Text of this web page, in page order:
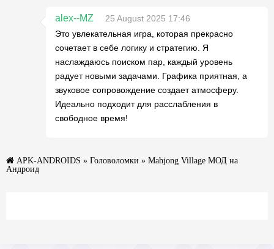
alex--MZ
25 August 2025 17:46
Это увлекательная игра, которая прекрасно
сочетает в себе логику и стратегию. Я
наслаждаюсь поиском пар, каждый уровень
радует новыми задачами. Графика приятная, а
звуковое сопровождение создает атмосферу.
Идеально подходит для расслабления в
свободное время!
APK-ANDROIDS » Головоломки » Mahjong Village МОД на
Андроид